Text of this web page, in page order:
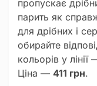
пропускає
парить як
для дрібних і
обирайте
кольорів у
Ціна — 411 грн.